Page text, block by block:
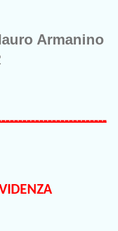
Armanino
IN EVIDENZA